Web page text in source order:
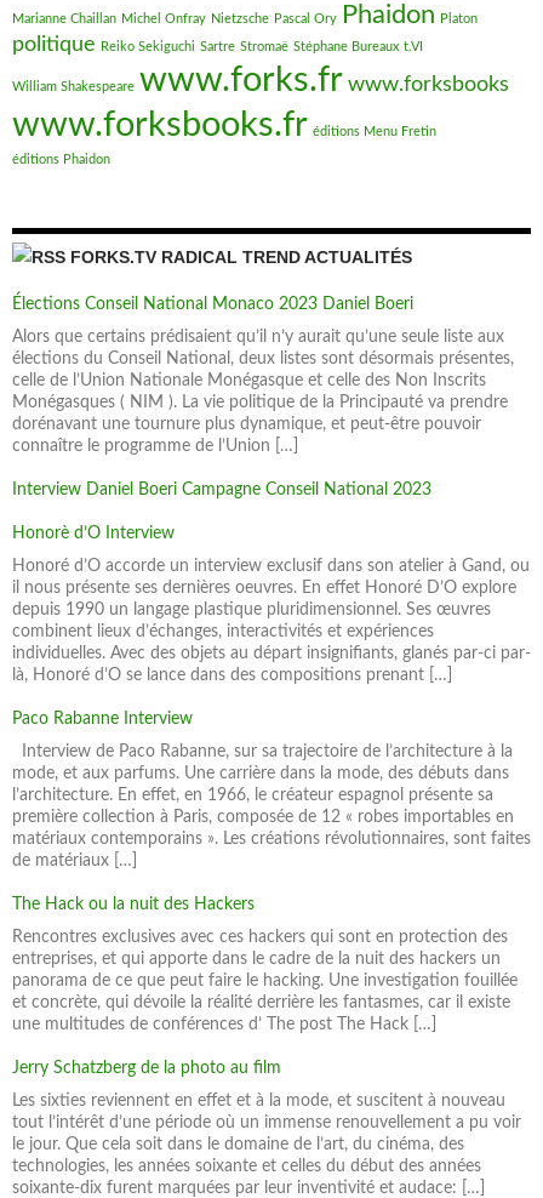
Marianne Chaillan Michel Onfray Nietzsche Pascal Ory Phaidon Platon
politique Reiko Sekiguchi Sartre Stromaë Stéphane Bureaux t.VI
William Shakespeare www.forks.fr www.forksbooks
www.forksbooks.fr éditions Menu Fretin
éditions Phaidon
FORKS.TV RADICAL TREND ACTUALITÉS
Élections Conseil National Monaco 2023 Daniel Boeri
Alors que certains prédisaient qu’il n’y aurait qu’une seule liste aux
élections du Conseil National, deux listes sont désormais présentes,
celle de l’Union Nationale Monégasque et celle des Non Inscrits
Monégasques ( NIM ). La vie politique de la Principauté va prendre
dorénavant une tournure plus dynamique, et peut-être pouvoir
connaître le programme de l’Union […]
Interview Daniel Boeri Campagne Conseil National 2023
Honorè d’O Interview
Honoré d’O accorde un interview exclusif dans son atelier à Gand, ou
il nous présente ses dernières oeuvres. En effet Honoré D’O explore
depuis 1990 un langage plastique pluridimensionnel. Ses œuvres
combinent lieux d’échanges, interactivités et expériences
individuelles. Avec des objets au départ insignifiants, glanés par-ci par-
là, Honoré d’O se lance dans des compositions prenant […]
Paco Rabanne Interview
Interview de Paco Rabanne, sur sa trajectoire de l’architecture à la
mode, et aux parfums. Une carrière dans la mode, des débuts dans
l’architecture. En effet, en 1966, le créateur espagnol présente sa
première collection à Paris, composée de 12 « robes importables en
matériaux contemporains ». Les créations révolutionnaires, sont faites
de matériaux […]
The Hack ou la nuit des Hackers
Rencontres exclusives avec ces hackers qui sont en protection des
entreprises, et qui apporte dans le cadre de la nuit des hackers un
panorama de ce que peut faire le hacking. Une investigation fouillée
et concrète, qui dévoile la réalité derrière les fantasmes, car il existe
une multitudes de conférences d’ The post The Hack […]
Jerry Schatzberg de la photo au film
Les sixties reviennent en effet et à la mode, et suscitent à nouveau
tout l’intérêt d’une période où un immense renouvellement a pu voir
le jour. Que cela soit dans le domaine de l’art, du cinéma, des
technologies, les années soixante et celles du début des années
soixante-dix furent marquées par leur inventivité et audace: […]